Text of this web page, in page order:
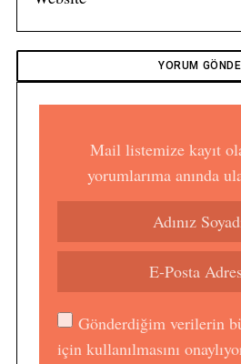
Mail listemize kayıt
yorumlarıma anında
Gönderdiğim verilerin
için kullanılmasını